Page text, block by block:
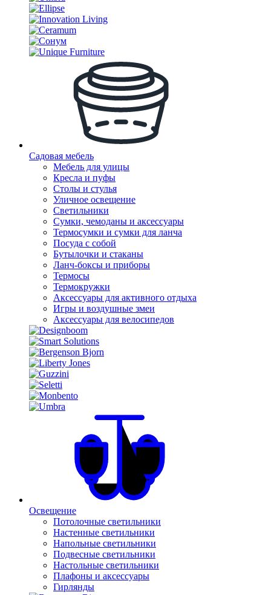
Садовая мебель
Мебель для улицы
Кресла и пуфы
Столы и стулья
Уличное освещение
Светильники
Сумки, чемоданы и аксессуары
Термосумки и сумки для ланча
Посуда с собой
Бутылочки и стаканы
Ланч-боксы и приборы
Термосы
Термокружки
Аксессуары для активного отдыха
Игры и воздушные змеи
Аксессуары для велосипедов
Освещение
Потолочные светильники
Настенные светильники
Напольные светильники
Подвесные светильники
Настольные светильники
Плафоны и аксессуары
Гирлянды